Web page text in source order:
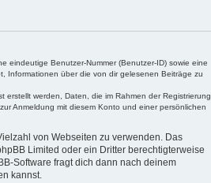
eindeutige Benutzer-Nummer (Benutzer-ID) sowie eine
Informationen über die von dir gelesenen Beiträge zu
werden, Daten, die im Rahmen der Registrierung
Anmeldung mit diesem Konto und einer persönlichen
von Webseiten zu verwenden. Das
Limited oder ein Dritter berechtigterweise
Software fragt dich dann nach deinem
kannst.